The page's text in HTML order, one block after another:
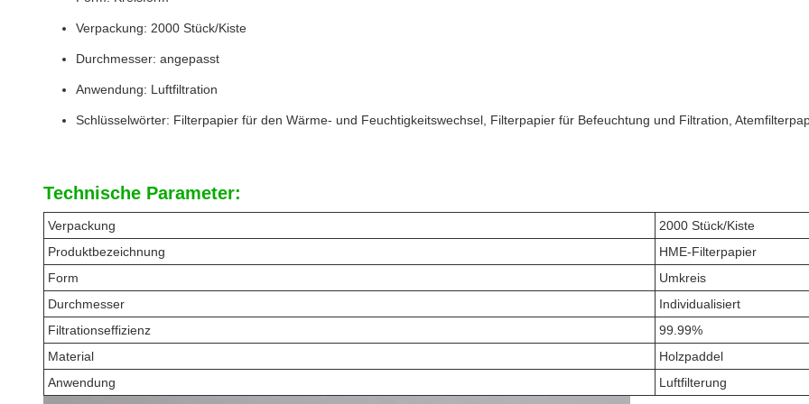
Verpackung: 2000 Stück/Kiste
Durchmesser: angepasst
Anwendung: Luftfiltration
Schlüsselwörter: Filterpapier für den Wärme- und Feuchtigkeitswechsel, Filterpapier für Befeuchtung und Filtration,
Technische Parameter:
Verpackung
2000 Stück/Kiste
Produktbezeichnung
HME-Filterpapier
Form
Umkreis
Durchmesser
Individualisiert
Filtrationseffizienz
99.99%
Material
Holzpaddel
Anwendung
Luftfilterung